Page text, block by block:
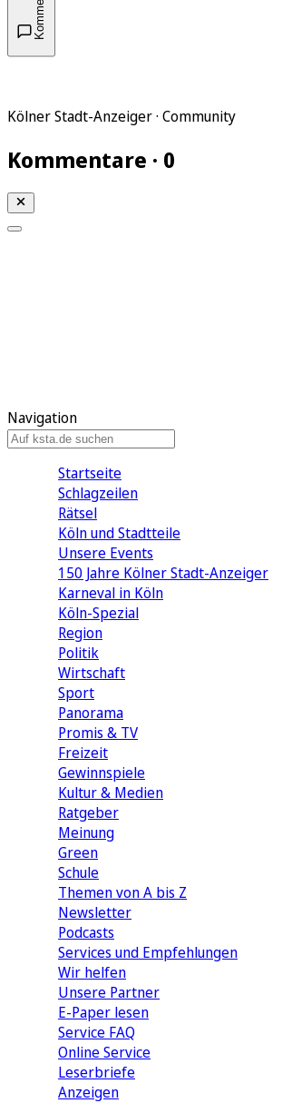
Kölner Stadt-Anzeiger · Community
Kommentare · 0
Navigation
Startseite
Schlagzeilen
Rätsel
Köln und Stadtteile
Unsere Events
150 Jahre Kölner Stadt-Anzeiger
Karneval in Köln
Köln-Spezial
Region
Politik
Wirtschaft
Sport
Panorama
Promis & TV
Freizeit
Gewinnspiele
Kultur & Medien
Ratgeber
Meinung
Green
Schule
Themen von A bis Z
Newsletter
Podcasts
Services und Empfehlungen
Wir helfen
Unsere Partner
E-Paper lesen
Service FAQ
Online Service
Leserbriefe
Anzeigen